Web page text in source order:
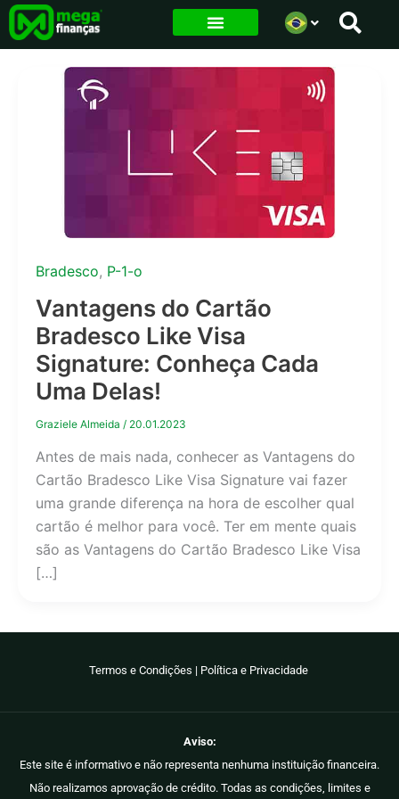
para
Bradesco, P-1-o
Vantagens do Cartão
Bradesco Like Visa
Signature: Conheça Cada
Uma Delas!
Graziele Almeida / 20.01.2023
Antes de mais nada, conhecer as Vantagens do
Cartão Bradesco Like Visa Signature vai fazer
uma grande diferença na hora de escolher qual
cartão é melhor para você. Ter em mente quais
são as Vantagens do Cartão Bradesco Like Visa
[…]
Termos e Condições | Política e Privacidade
Aviso:
Este site é informativo e não representa nenhuma instituição financeira.
Não realizamos aprovação de crédito. Todas as condições, limites e